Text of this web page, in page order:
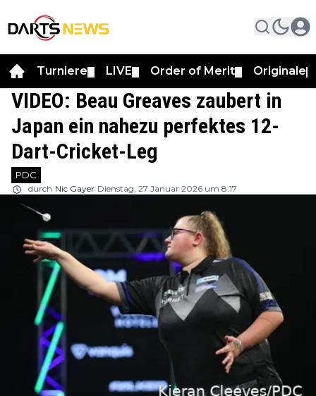
Turniere LIVE Order of Merit Originale
VIDEO: Beau Greaves zaubert in
Japan ein nahezu perfektes 12-
Dart-Cricket-Leg
PDC
durch Nic Gayer Dienstag, 27 Januar 2026 um 8:17